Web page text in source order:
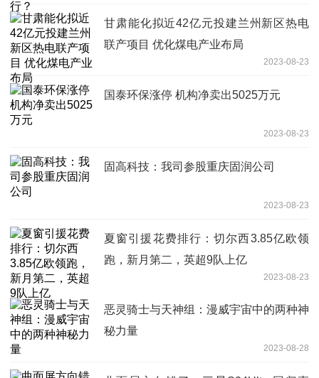
甘肃能化拟近42亿元投建兰州新区热电
联产项目 优化煤电产业布局
2023-08-23
国泰环保涨停 机构净卖出5025万元
2023-08-23
固高科技：我司参股重庆固润公司
2023-08-23
夏窗引援花费排行：切尔西3.85亿欧领
跑，新月第二，英超9队上亿
2023-08-23
恶灵骑士与天神组：漫威宇宙中的两种神
秘力量
2023-08-28